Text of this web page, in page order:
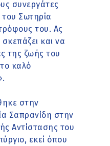
συνεργάτες
Σωτηρία
του. Ας
και να
της ζωής του
καλό
στην
Σαπρανίδη στην
Αντίστασης του
εκεί όπου